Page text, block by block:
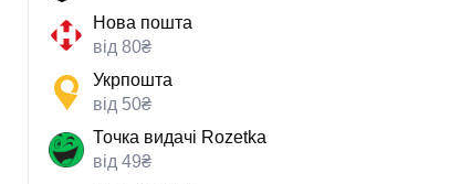
Нова пошта
від 80₴
Укрпошта
від 50₴
Точка видачі Rozetka
від 49₴